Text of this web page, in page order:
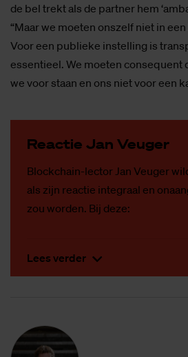
de bel trekt als de partner hem
“Maar we moeten onszelf niet in
Voor een publieke instelling is
essentieel. We moeten consequent
we voor staan en ons niet voor een
Re­ac­tie Jan Veu­ger
Blockchain-lector Jan Veuger
als zijn reactie integraal en
zou worden. Bij deze:
Lees verder